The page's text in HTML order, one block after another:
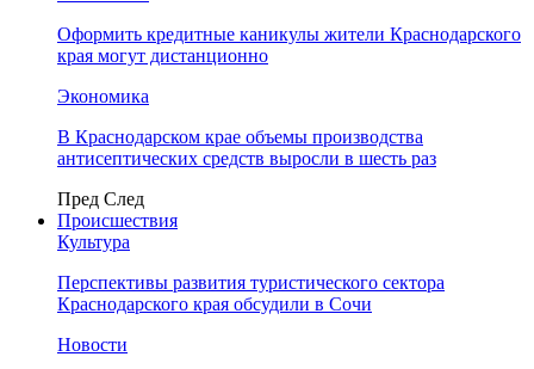
Оформить кредитные каникулы жители Краснодарского
края могут дистанционно
Экономика
В Краснодарском крае объемы производства
антисептических средств выросли в шесть раз
Пред След
Происшествия
Культура
Перспективы развития туристического сектора
Краснодарского края обсудили в Сочи
Новости